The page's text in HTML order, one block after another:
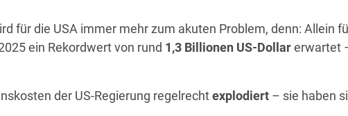
für die USA immer mehr zum akuten Problem, denn: Allein
ein Rekordwert von rund 1,3 Billionen US-Dollarerwartet
der US-Regierung regelrechtexplodiert – sie haben